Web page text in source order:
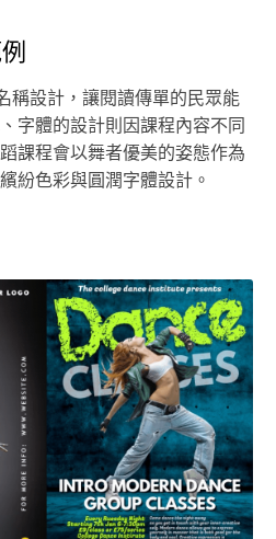
稱設計，讓閱讀傳單的民眾能
字體的設計則因課程內容不同
課程會以舞者優美的姿態作為
紛色彩與圓潤字體設計。